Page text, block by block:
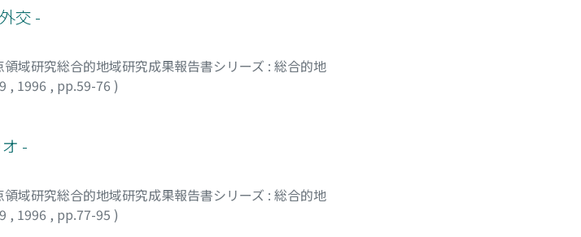
交 -
領域研究総合的地域研究成果報告書シリーズ : 総合的地
, 1996 , pp.59-76 )
-
領域研究総合的地域研究成果報告書シリーズ : 総合的地
, 1996 , pp.77-95 )